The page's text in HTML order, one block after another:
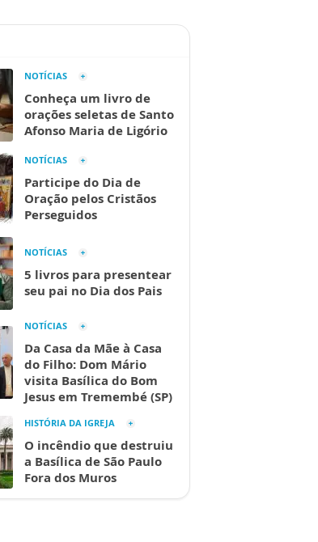
NOTÍCIAS
Conheça um livro de
orações seletas de Santo
Afonso Maria de Ligório
NOTÍCIAS
Participe do Dia de
Oração pelos Cristãos
Perseguidos
NOTÍCIAS
5 livros para presentear
seu pai no Dia dos Pais
NOTÍCIAS
Da Casa da Mãe à Casa
do Filho: Dom Mário
visita Basílica do Bom
Jesus em Tremembé (SP)
HISTÓRIA DA IGREJA
O incêndio que destruiu
a Basílica de São Paulo
Fora dos Muros